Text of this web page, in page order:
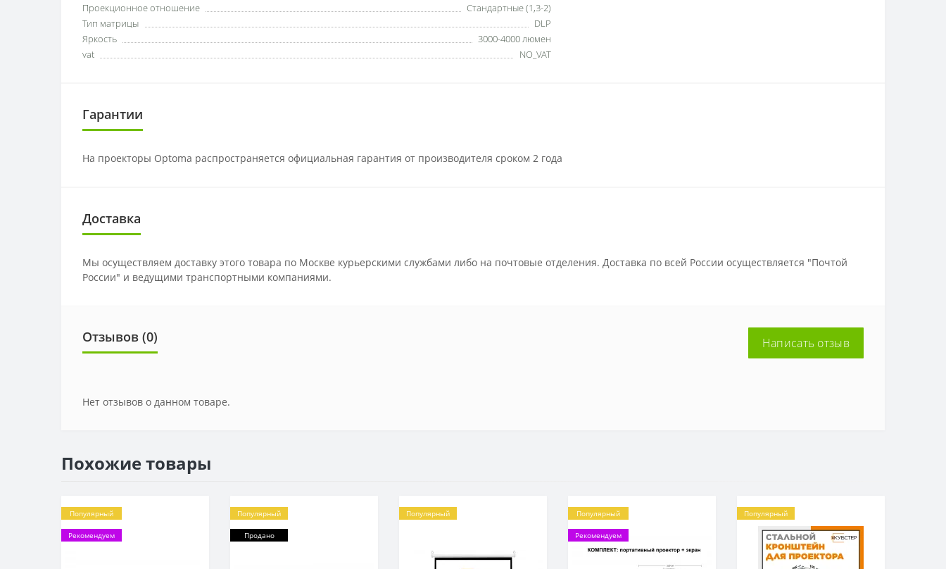
Проекционное отношение
Стандартные (1,3-2)
Тип матрицы
DLP
Яркость
3000-4000 люмен
vat
NO_VAT
Гарантии
На проекторы Optoma распространяется официальная гарантия от производителя сроком 2 года
Доставка
Мы осуществляем доставку этого товара по Москве курьерскими службами либо на почтовые отделения. Доставка по всей России осуществляется "Почтой
России" и ведущими транспортными компаниями.
Отзывов (0) Написать отзыв
Нет отзывов о данном товаре.
Похожие товары
Популярный
Рекомендуем
Популярный
Продано
Популярный Популярный
Рекомендуем
Популярный